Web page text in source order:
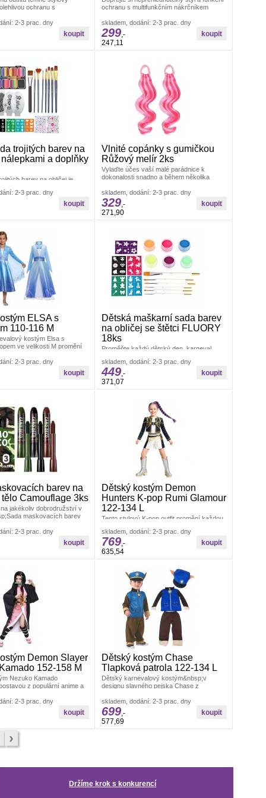
ochranu s
a karneval
2-3 prac. dny
ochranu s multifunkčním nákrčníkem
karneval Doplňky ke kostýmům
skladem, dodání: 2-3 prac. dny
299 ,-
247,11
trojitých barev na
a doplňky
barev na obličej je
párty nebo Párty a
2-3 prac. dny
Vlnité copánky s gumičkou
Růžový melír 2ks
Vylaďte účes vaší malé parádnice k
dokonalosti snadno a během několika
růžovém Párty a karneval Doplňky ke
kostýmům
skladem, dodání: 2-3 prac. dny
329 ,-
271,90
ELSA s
110-116 M
kostým Elsa s
ve velikosti M promění
2-3 prac. dny
Dětská maškarní sada barev
na obličej se štětci FLUORY
18ks
Proměňte každý dětský den, karneval
nezapomenutelnou show plnou barev.
Dětská maškarní Párty a karneval Barvy
na obličej
skladem, dodání: 2-3 prac. dny
449,-
371,07
barev na
Camouflage 3ks
jakékoliv dobrodružství v
maskovacích barev
2-3 prac. dny
Dětský kostým Demon
Hunters K-pop Rumi Glamour
122-134 L
Tento stylový K-pop outfit promění každou
démonů. Dominantou setu je černé Párty a
karneval Dětské kostýmy
skladem, dodání: 2-3 prac. dny
769,-
635,54
Demon Slayer
152-158 M
Nezuko Kamado
z populární anime a
a karneval
2-3 prac. dny
Dětský kostým Chase
Tlapková patrola 122-134 L
Dětský karnevalový kostým&nbsp;v
designu slavného pejska Chase z
kostým Párty a karneval Dětské kostýmy
skladem, dodání: 2-3 prac. dny
699,-
577,69
›
Držíme krok s konkurencí